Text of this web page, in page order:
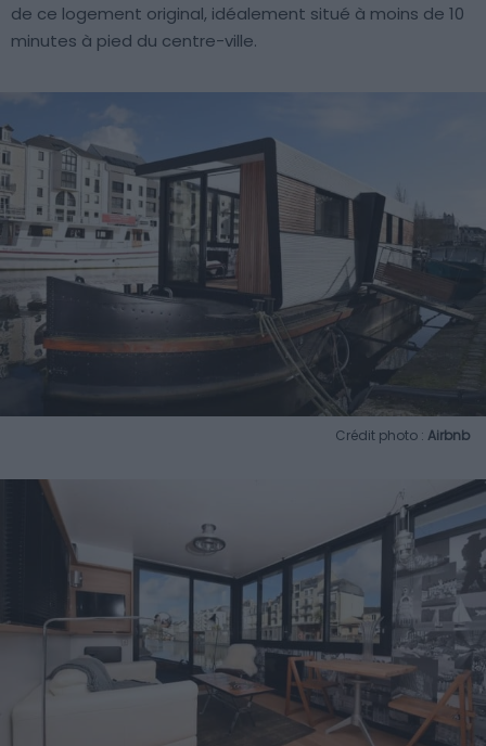
de ce logement original, idéalement situé à moins de 10
minutes à pied du centre-ville.
Crédit photo : Airbnb